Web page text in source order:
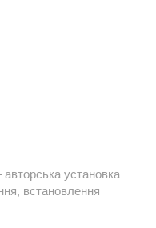
авторська установка
встановлення